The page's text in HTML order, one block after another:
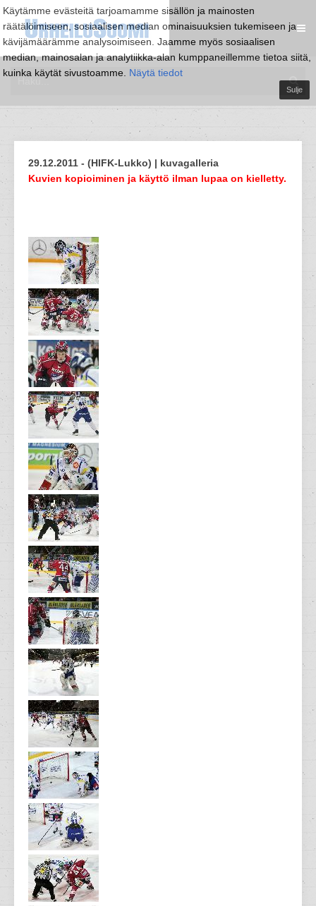
Käytämme evästeitä tarjoamamme sisällön ja mainosten
räätälöimiseen, sosiaalisen median ominaisuuksien tukemiseen ja
kävijämäärämme analysoimiseen. Jaamme myös sosiaalisen
median, mainosalan ja analytiikka-alan kumppaneillemme tietoa siitä,
kuinka käytät sivustoamme. Näytä tiedot
Sulje
29.12.2011 - (HIFK-Lukko) | kuvagalleria
Kuvien kopioiminen ja käyttö ilman lupaa on kielletty.